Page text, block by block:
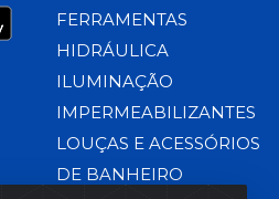
FERRAMENTAS
HIDRÁULICA
ILUMINAÇÃO
IMPERMEABILIZANTES
LOUÇAS E ACESSÓRIOS
DE BANHEIRO